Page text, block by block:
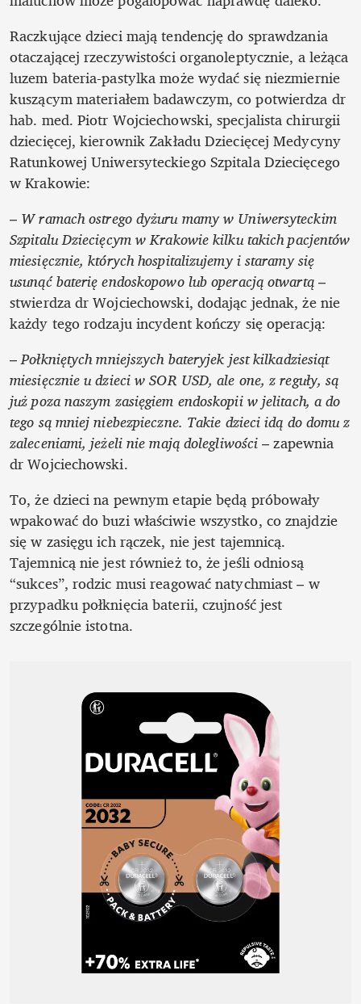
Raczkujące dzieci mają tendencję do sprawdzania
otaczającej rzeczywistości organoleptycznie, a leżąca
luzem bateria-pastylka może wydać się niezmiernie
kuszącym materiałem badawczym, co potwierdza dr
hab. med. Piotr Wojciechowski, specjalista chirurgii
dziecięcej, kierownik Zakładu Dziecięcej Medycyny
Ratunkowej Uniwersyteckiego Szpitala Dziecięcego
w Krakowie:
– W ramach ostrego dyżuru mamy w Uniwersyteckim
Szpitalu Dziecięcym w Krakowie kilku takich pacjentów
miesięcznie, których hospitalizujemy i staramy się
usunąć baterię endoskopowo lub operacją otwartą –
stwierdza dr Wojciechowski, dodając jednak, że nie
każdy tego rodzaju incydent kończy się operacją:
– Połkniętych mniejszych bateryjek jest kilkadziesiąt
miesięcznie u dzieci w SOR USD, ale one, z reguły, są
już poza naszym zasięgiem endoskopii w jelitach, a do
tego są mniej niebezpieczne. Takie dzieci idą do domu z
zaleceniami, jeżeli nie mają dolegliwości – zapewnia
dr Wojciechowski.
To, że dzieci na pewnym etapie będą próbowały
wpakować do buzi właściwie wszystko, co znajdzie
się w zasięgu ich rączek, nie jest tajemnicą.
Tajemnicą nie jest również to, że jeśli odniosą
“sukces”, rodzic musi reagować natychmiast – w
przypadku połknięcia baterii, czujność jest
szczególnie istotna.